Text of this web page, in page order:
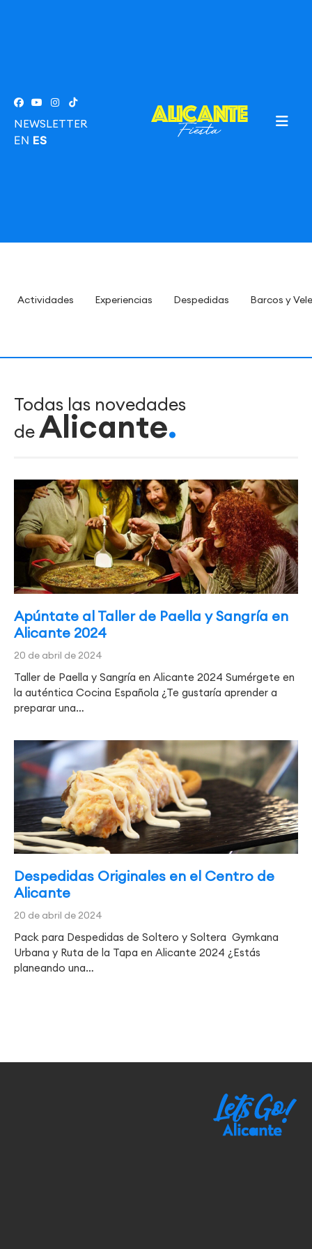
NEWSLETTER
EN ES
Actividades Experiencias Despedidas Barcos y
Todas las novedades
deAlicante
Apúntate al Taller de Paella y Sangría en
Alicante 2024
20 de abril de 2024
Taller de Paella y Sangría en Alicante 2024 Sumérgete en
la auténtica Cocina Española ¿Te gustaría aprender a
preparar una…
Despedidas Originales en el Centro de
Alicante
20 de abril de 2024
Pack para Despedidas de Soltero y Soltera Gymkana
Urbana y Ruta de la Tapa en Alicante 2024 ¿Estás
planeando una…